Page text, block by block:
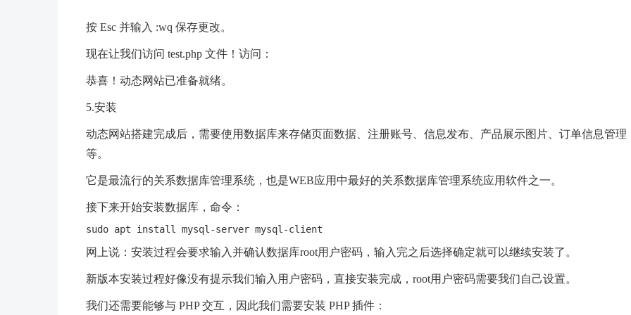
按 Esc 并输入 :wq 保存更改。
现在让我们访问 test.php 文件！访问：
恭喜！动态网站已准备就绪。
5.安装
动态网站搭建完成后，需要使用数据库来存储页面数据、注册账号、信息发布、产品展示图片、订单信息管理
等。
它是最流行的关系数据库管理系统，也是WEB应用中最好的关系数据库管理系统应用软件之一。
接下来开始安装数据库，命令：
网上说：安装过程会要求输入并确认数据库root用户密码，输入完之后选择确定就可以继续安装了。
新版本安装过程好像没有提示我们输入用户密码，直接安装完成，root用户密码需要我们自己设置。
我们还需要能够与 PHP 交互，因此我们需要安装 PHP 插件：